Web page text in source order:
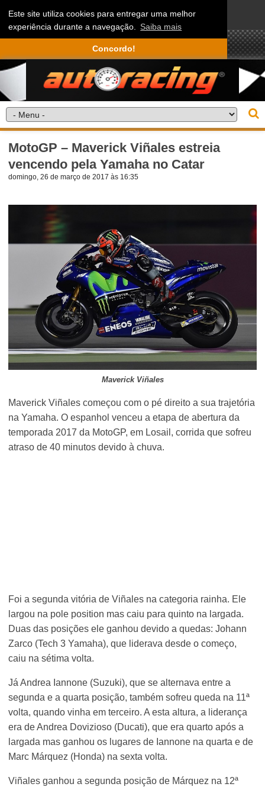
Este site utiliza cookies para entregar uma melhor
experiência durante a navegação. Saiba mais
Concordo!
MotoGP – Maverick Viñales estreia
vencendo pela Yamaha no Catar
domingo, 26 de março de 2017 às 16:35
Maverick Viñales
Maverick Viñales começou com o pé direito a sua trajetória
na Yamaha. O espanhol venceu a etapa de abertura da
temporada 2017 da MotoGP, em Losail, corrida que sofreu
atraso de 40 minutos devido à chuva.
Foi a segunda vitória de Viñales na categoria rainha. Ele
largou na pole position mas caiu para quinto na largada.
Duas das posições ele ganhou devido a quedas: Johann
Zarco (Tech 3 Yamaha), que liderava desde o começo,
caiu na sétima volta.
Já Andrea Iannone (Suzuki), que se alternava entre a
segunda e a quarta posição, também sofreu queda na 11ª
volta, quando vinha em terceiro. A esta altura, a liderança
era de Andrea Dovizioso (Ducati), que era quarto após a
largada mas ganhou os lugares de Iannone na quarta e de
Marc Márquez (Honda) na sexta volta.
Viñales ganhou a segunda posição de Márquez na 12ª